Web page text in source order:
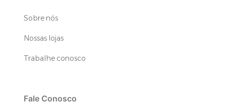
Sobre nós
Nossas lojas
Trabalhe conosco
Fale Conosco